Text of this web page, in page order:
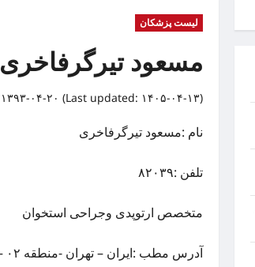
لیست پزشکان
مسعود تیرگرفاخری
۱۳۹۳-۰۴-۲۰ (Last updated: ۱۴۰۵-۰۴-۱۳)
نام :مسعود تیرگرفاخری
تلفن :۸۲۰۳۹
متخصص ارتوپدی وجراحی استخوان
آدرس مطب :ایران – تهران -منطقه ۰۲ – بزرگراه همت – نرسیده به بزرگراه چمران – بیمارستان میلاد